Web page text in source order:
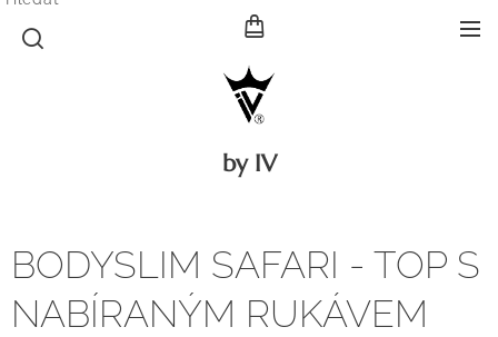
by IV
BODYSLIM SAFARI - TOP S
NABÍRANÝM RUKÁVEM